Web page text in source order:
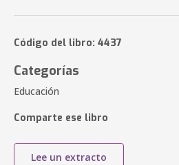
Código del libro: 4437
Categorías
Educación
Comparte ese libro
Lee un extracto